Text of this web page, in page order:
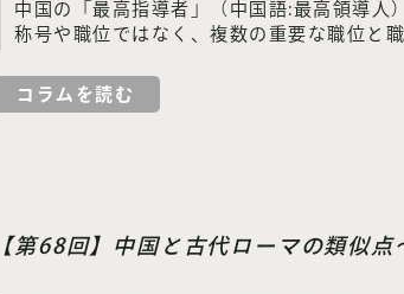
中国の「最高指導者」（中国語:最高領導人
称号や職位ではなく、複数の重要な職位と
コラムを読む
【第68回】中国と古代ローマの類似